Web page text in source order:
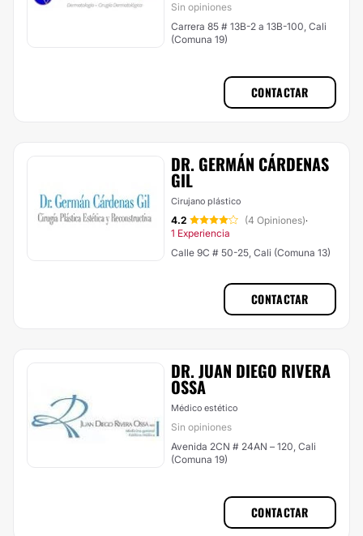
Sin opiniones
Carrera 85 # 13B-2 a 13B-100, Cali
(Comuna 19)
CONTACTAR
DR. GERMÁN CÁRDENAS
GIL
Cirujano plástico
4.2 (4 Opiniones)·
1 Experiencia
Calle 9C # 50-25, Cali (Comuna 13)
CONTACTAR
DR. JUAN DIEGO RIVERA
OSSA
Médico estético
Sin opiniones
Avenida 2CN # 24AN – 120, Cali
(Comuna 19)
CONTACTAR